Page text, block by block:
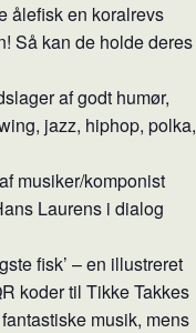
ålefisk en koralrevs
Så kan de holde deres
af godt humør,
jazz, hiphop, polka,
musiker/komponist
Laurens i dialog
fisk’ – en illustreret
koder til Tikke Takkes
musik, mens